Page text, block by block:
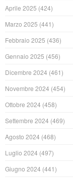
Aprile 2025 (424)
Marzo 2025 (441)
Febbraio 2025 (436)
Gennaio 2025 (456)
Dicembre 2024 (461)
Novembre 2024 (454)
Ottobre 2024 (458)
Settembre 2024 (469)
Agosto 2024 (468)
Luglio 2024 (497)
Giugno 2024 (441)